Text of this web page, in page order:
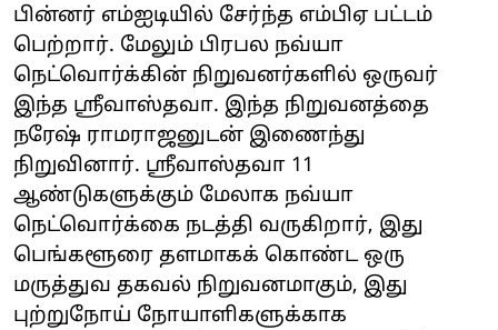
பின்னர் எம்ஐடியில் சேர்ந்த எம்பிஏ பட்டம்
பெற்றார். மேலும் பிரபல நவ்யா
நெட்வொர்க்கின் நிறுவனர்களில் ஒருவர்
இந்த ஸ்ரீவாஸ்தவா. இந்த நிறுவனத்தை
நரேஷ் ராமராஜனுடன் இணைந்து
நிறுவினார். ஸ்ரீவாஸ்தவா 11
ஆண்டுகளுக்கும் மேலாக நவ்யா
நெட்வொர்க்கை நடத்தி வருகிறார், இது
பெங்களூரை தளமாகக் கொண்ட ஒரு
மருத்துவ தகவல் நிறுவனமாகும், இது
புற்றுநோய் நோயாளிகளுக்காக